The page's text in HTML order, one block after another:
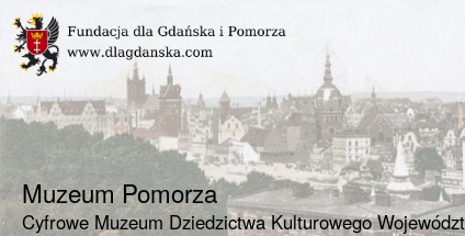
Muzeum Pomorza
Cyfrowe Muzeum Dziedzictwa Kulturowego